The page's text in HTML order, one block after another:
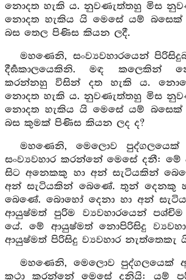
නොදත හැකි ය. නුවණැත්තහු මිස
නොදත හැකිය යි මෙසේ යම් බසෙක්
බස තෙල පිණිස කියන ලදී.
මහණෙනි, සංව්‍යවහාරයෙන්
දීර්‍ඝකාලයෙකිනි. මඳ කලෙකින්
කරන්නහු විසින් දත හැකි ය.
නොදත හැකි ය. නුවණැත්තහු මිස
නොදත හැකිය යි මෙසේ යම් බසෙක්
බස කුමක් පිණිස කියන ලද ද?
මහණෙනි, මෙලොව පුද්ගලයෙක්
සංව්‍යවහාර කරන්නේ මෙසේ දනී:
සිට අනෙකකු හා අන් සැටියකින්
අන් සැටියකින් බෙණේ. තුන් දෙනකු
බෙණේ. බොහෝ දෙනා හා අන්
ආයුෂ්මත් පුරිම ව්‍යවහාරයෙන් පශ්චිම
යේ. මේ ආයුෂ්මත් නොපිරිසිදු
ආයුෂ්මත් පිරිසිදු ව්‍යවහාර නැත්තෙකැ
මහණෙනි, මෙලොව පුද්ගලයෙක්
කථා කරන්නේ මෙසේ දනියි: යම්